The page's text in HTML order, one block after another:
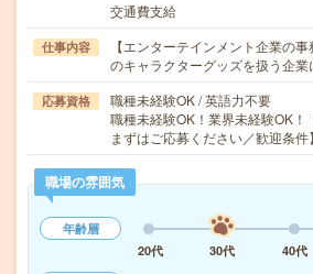
交通費支給
仕事内容
【エンターテインメント企業の
のキャラクターグッズを扱う企
応募資格
職種未経験OK / 英語力不要
職種未経験OK！業界未経験OK！
まずはご応募ください／歓迎条
職場の雰囲気
年齢層
20代
30代 40代